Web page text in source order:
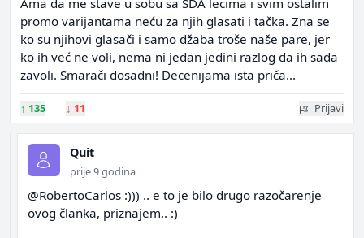
Ama da me stave u sobu sa SDA lecima i svim ostalim
promo varijantama neću za njih glasati i tačka. Zna se
ko su njihovi glasači i samo džaba troše naše pare, jer
ko ih već ne voli, nema ni jedan jedini razlog da ih sada
zavoli. Smarači dosadni! Decenijama ista priča...
↑ 135 ↓ 11 Prijavi
Quit_
prije 9 godina
@RobertoCarlos :))) .. e to je bilo drugo razočarenje
ovog članka, priznajem.. :)